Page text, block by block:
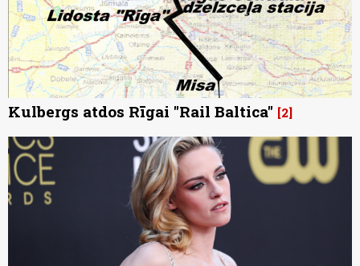
Kulbergs atdos Rīgai "Rail Baltica" 2